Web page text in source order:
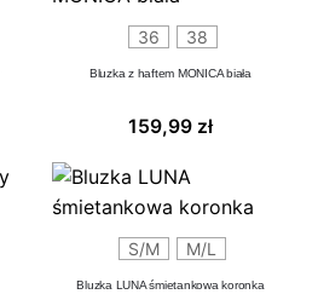
36 38
Bluzka z haftem MONICA biała
159,99 zł
S/M M/L
Bluzka LUNA śmietankowa koronka